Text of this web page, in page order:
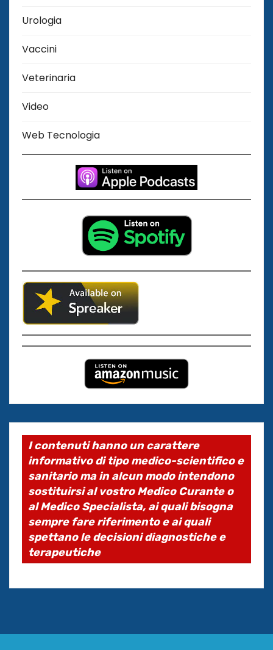
Urologia
Vaccini
Veterinaria
Video
Web Tecnologia
I contenuti hanno un carattere
informativo di tipo medico-scientifico e
sanitario ma in alcun modo intendono
sostituirsi al vostro Medico Curante o
al Medico Specialista, ai quali bisogna
sempre fare riferimento e ai quali
spettano le decisioni diagnostiche e
terapeutiche